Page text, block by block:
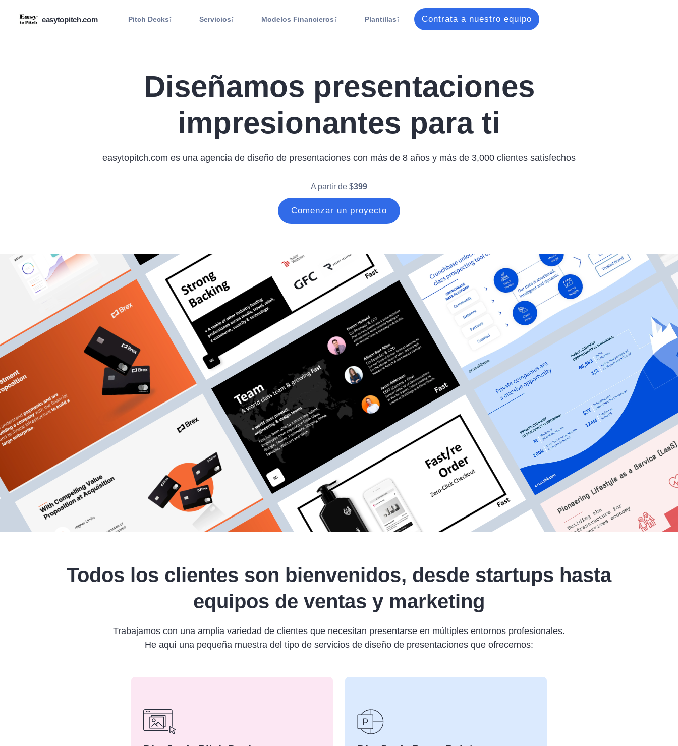
easytopitch.com Pitch Decks Servicios Modelos Financieros Plantillas Contrata a nuestro equipo
Diseñamos presentaciones
impresionantes para ti
easytopitch.com es una agencia de diseño de presentaciones con más de 8 años y más de 3,000 clientes satisfechos
A partir de $399
Comenzar un proyecto
Todos los clientes son bienvenidos, desde startups hasta
equipos de ventas y marketing
Trabajamos con una amplia variedad de clientes que necesitan presentarse en múltiples entornos profesionales.
He aquí una pequeña muestra del tipo de servicios de diseño de presentaciones que ofrecemos: